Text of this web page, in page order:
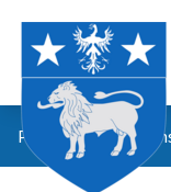
Propositions du